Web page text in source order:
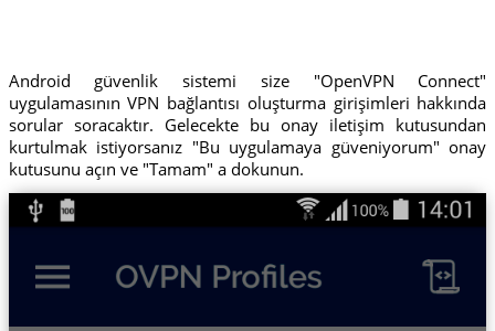
Android güvenlik sistemi size "OpenVPN Connect"
uygulamasının VPN bağlantısı oluşturma girişimleri hakkında
sorular soracaktır. Gelecekte bu onay iletişim kutusundan
kurtulmak istiyorsanız "Bu uygulamaya güveniyorum" onay
kutusunu açın ve "Tamam" a dokunun.